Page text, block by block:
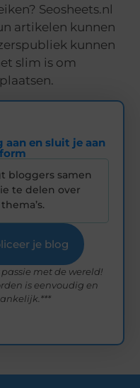
Seosheets.nl
artikelen kunnen
kunnen
slim is om
aan en sluit je aan
bloggers samen
te delen over
je blog
met de wereld!
is eenvoudig en